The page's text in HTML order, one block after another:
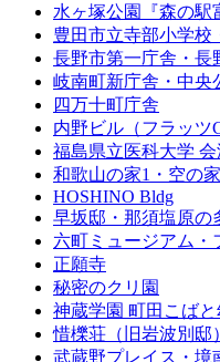
水ヶ塚公園『森の駅
豊田市立寺部小学校
長野市第一庁舎・長
岐南町新庁舎・中央
四万十町庁舎
内野ビル（フラッツ
福島県立医科大学
和歌山の家1・空の家
HOSHINO Bldg
早坂邸・那須塩原の
六町ミュージアム・
正願寺
秘密のクリ園
神蔵学園 町田こば
惜櫟荘（旧岩波別邸）
武蔵野プレイス・境